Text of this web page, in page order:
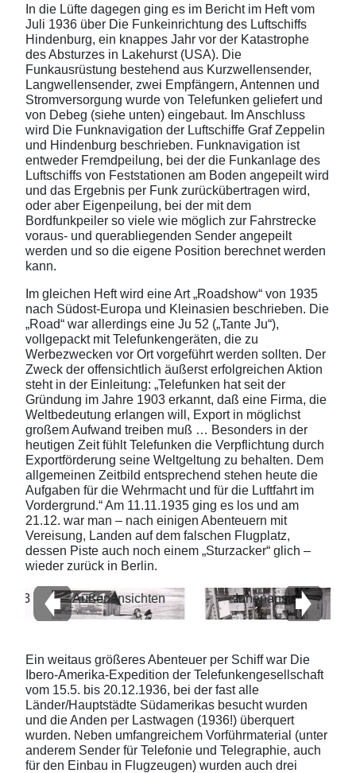
In die Lüfte dagegen ging es im Bericht im Heft vom
Juli 1936 über Die Funkeinrichtung des Luftschiffs
Hindenburg, ein knappes Jahr vor der Katastrophe
des Absturzes in Lakehurst (USA). Die
Funkausrüstung bestehend aus Kurzwellensender,
Langwellensender, zwei Empfängern, Antennen und
Stromversorgung wurde von Telefunken geliefert und
von Debeg (siehe unten) eingebaut. Im Anschluss
wird Die Funknavigation der Luftschiffe Graf Zeppelin
und Hindenburg beschrieben. Funknavigation ist
entweder Fremdpeilung, bei der die Funkanlage des
Luftschiffs von Feststationen am Boden angepeilt wird
und das Ergebnis per Funk zurückübertragen wird,
oder aber Eigenpeilung, bei der mit dem
Bordfunkpeiler so viele wie möglich zur Fahrstrecke
voraus- und querabliegenden Sender angepeilt
werden und so die eigene Position berechnet werden
kann.
Im gleichen Heft wird eine Art „Roadshow“ von 1935
nach Südost-Europa und Kleinasien beschrieben. Die
„Road“ war allerdings eine Ju 52 („Tante Ju“),
vollgepackt mit Telefunkengeräten, die zu
Werbezwecken vor Ort vorgeführt werden sollten. Der
Zweck der offensichtlich äußerst erfolgreichen Aktion
steht in der Einleitung: „Telefunken hat seit der
Gründung im Jahre 1903 erkannt, daß eine Firma, die
Weltbedeutung erlangen will, Export in möglichst
großem Aufwand treiben muß … Besonders in der
heutigen Zeit fühlt Telefunken die Verpflichtung durch
Exportförderung seine Weltgeltung zu behalten. Dem
allgemeinen Zeitbild entsprechend stehen heute die
Aufgaben für die Wehrmacht und für die Luftfahrt im
Vordergrund.“ Am 11.11.1935 ging es los und am
21.12. war man – nach einigen Abenteuern mit
Vereisung, Landen auf dem falschen Flugplatz,
dessen Piste auch noch einem „Sturzacker“ glich –
wieder zurück in Berlin.
Außenansichten Innenansicht
Ein weitaus größeres Abenteuer per Schiff war Die
Ibero-Amerika-Expedition der Telefunkengesellschaft
vom 15.5. bis 20.12.1936, bei der fast alle
Länder/Hauptstädte Südamerikas besucht wurden
und die Anden per Lastwagen (1936!) überquert
wurden. Neben umfangreichem Vorführmaterial (unter
anderem Sender für Telefonie und Telegraphie, auch
für den Einbau in Flugzeugen) wurden auch drei